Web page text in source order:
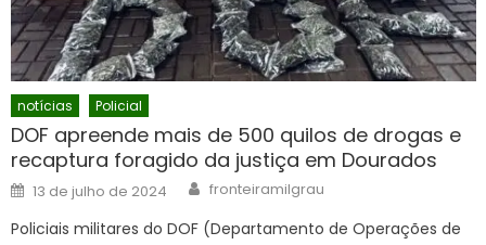
notícias Policial
DOF apreende mais de 500 quilos de drogas e
recaptura foragido da justiça em Dourados
Posted
on
13 de julho de 2024 Author
fronteiramilgrau
Policiais militares do DOF (Departamento de Operações de